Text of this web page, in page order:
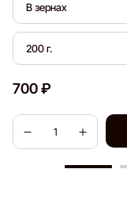
В зернах
200 г.
700 ₽